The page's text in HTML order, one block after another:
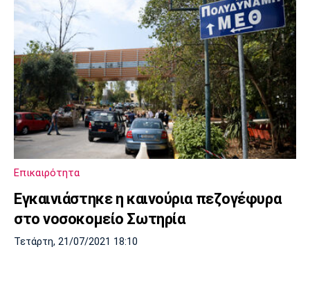
Επικαιρότητα
Εγκαινιάστηκε η καινούρια πεζογέφυρα
στο νοσοκομείο Σωτηρία
Τετάρτη, 21/07/2021 18:10